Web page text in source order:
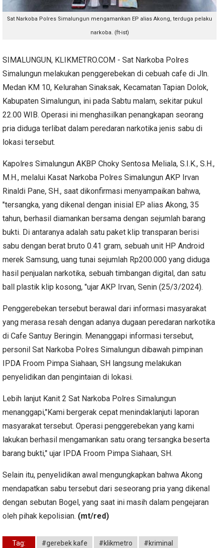
Sat Narkoba Polres Simalungun mengamankan EP alias Akong, terduga pelaku
narkoba. (ft-ist)
SIMALUNGUN, KLIKMETRO.COM - Sat Narkoba Polres
Simalungun melakukan penggerebekan di cebuah cafe di Jln.
Medan KM 10, Kelurahan Sinaksak, Kecamatan Tapian Dolok,
Kabupaten Simalungun, ini pada Sabtu malam, sekitar pukul
22.00 WIB. Operasi ini menghasilkan penangkapan seorang
pria diduga terlibat dalam peredaran narkotika jenis sabu di
lokasi tersebut.
Kapolres Simalungun AKBP Choky Sentosa Meliala, S.I.K., S.H.,
M.H., melalui Kasat Narkoba Polres Simalungun AKP Irvan
Rinaldi Pane, SH., saat dikonfirmasi menyampaikan bahwa,
"tersangka, yang dikenal dengan inisial EP alias Akong, 35
tahun, berhasil diamankan bersama dengan sejumlah barang
bukti. Di antaranya adalah satu paket klip transparan berisi
sabu dengan berat bruto 0.41 gram, sebuah unit HP Android
merek Samsung, uang tunai sejumlah Rp200.000 yang diduga
hasil penjualan narkotika, sebuah timbangan digital, dan satu
ball plastik klip kosong, "ujar AKP Irvan, Senin (25/3/2024).
Penggerebekan tersebut berawal dari informasi masyarakat
yang merasa resah dengan adanya dugaan peredaran narkotika
di Cafe Santuy Beringin. Menanggapi informasi tersebut,
personil Sat Narkoba Polres Simalungun dibawah pimpinan
IPDA Froom Pimpa Siahaan, SH langsung melakukan
penyelidikan dan pengintaian di lokasi.
Lebih lanjut Kanit 2 Sat Narkoba Polres Simalungun
menanggapi,"Kami bergerak cepat menindaklanjuti laporan
masyarakat tersebut. Operasi penggerebekan yang kami
lakukan berhasil mengamankan satu orang tersangka beserta
barang bukti," ujar IPDA Froom Pimpa Siahaan, SH.
Selain itu, penyelidikan awal mengungkapkan bahwa Akong
mendapatkan sabu tersebut dari seseorang pria yang dikenal
dengan sebutan Bogel, yang saat ini masih dalam pengejaran
oleh pihak kepolisian. (mt/red)
Tag: #gerebek kafe #klikmetro
#kriminal